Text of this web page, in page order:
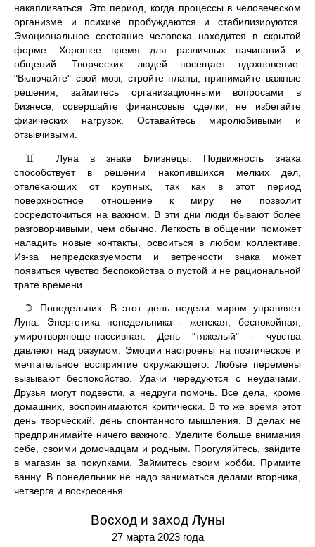
накапливаться. Это период, когда процессы в человеческом
организме и психике пробуждаются и стабилизируются.
Эмоциональное состояние человека находится в скрытой
форме. Хорошее время для различных начинаний и
общений. Творческих людей посещает вдохновение.
"Включайте" свой мозг, стройте планы, принимайте важные
решения, займитесь организационными вопросами в
бизнесе, совершайте финансовые сделки, не избегайте
физических нагрузок. Оставайтесь миролюбивыми и
отзывчивыми.
♊
Луна в знаке Близнецы. Подвижность знака
способствует в решении накопившихся мелких дел,
отвлекающих от крупных, так как в этот период
поверхностное отношение к миру не позволит
сосредоточиться на важном. В эти дни люди бывают более
разговорчивыми, чем обычно. Легкость в общении поможет
наладить новые контакты, освоиться в любом коллективе.
Из-за непредсказуемости и ветрености знака может
появиться чувство беспокойства о пустой и не рациональной
трате времени.
☽
Понедельник. В этот день недели миром управляет
Луна. Энергетика понедельника - женская, беспокойная,
умиротворяюще-пассивная. День "тяжелый" - чувства
давлеют над разумом. Эмоции настроены на поэтическое и
мечтательное восприятие окружающего. Любые перемены
вызывают беспокойство. Удачи чередуются с неудачами.
Друзья могут подвести, а недруги помочь. Все дела, кроме
домашних, воспринимаются критически. В то же время этот
день творческий, день спонтанного мышления. В делах не
предпринимайте ничего важного. Уделите больше внимания
себе, своими домочадцам и родным. Прогуляйтесь, зайдите
в магазин за покупками. Займитесь своим хобби. Примите
ванну. В понедельник не надо заниматься делами вторника,
четверга и воскресенья.
Восход и заход Луны
27 марта 2023 года